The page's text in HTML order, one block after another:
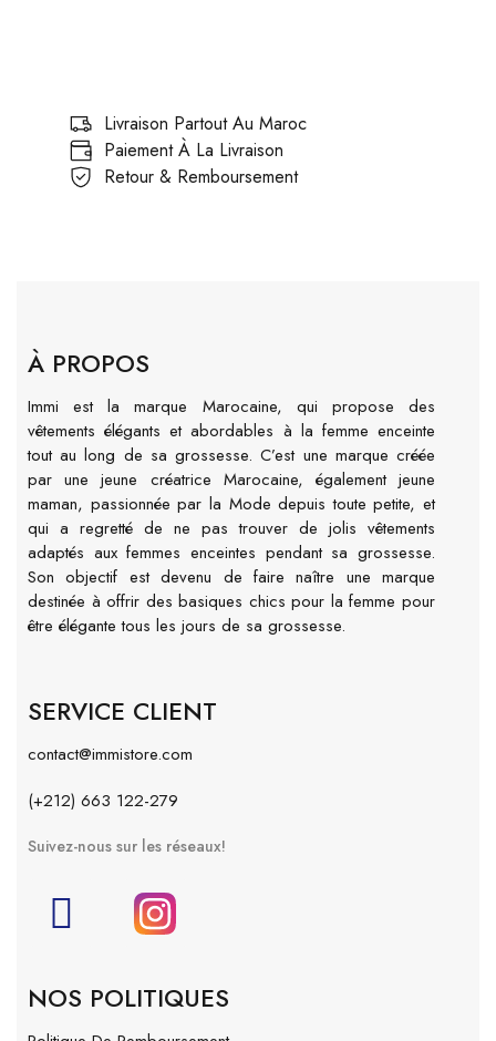
Livraison Partout Au Maroc
Paiement À La Livraison
Retour & Remboursement
À PROPOS
Immi est la marque Marocaine, qui propose des
vêtements élégants et abordables à la femme enceinte
tout au long de sa grossesse. C’est une marque créée
par une jeune créatrice Marocaine, également jeune
maman, passionnée par la Mode depuis toute petite, et
qui a regretté de ne pas trouver de jolis vêtements
adaptés aux femmes enceintes pendant sa grossesse.
Son objectif est devenu de faire naître une marque
destinée à offrir des basiques chics pour la femme pour
être élégante tous les jours de sa grossesse.
SERVICE CLIENT
contact@immistore.com
(+212) 663 122-279
Suivez-nous sur les réseaux!
NOS POLITIQUES